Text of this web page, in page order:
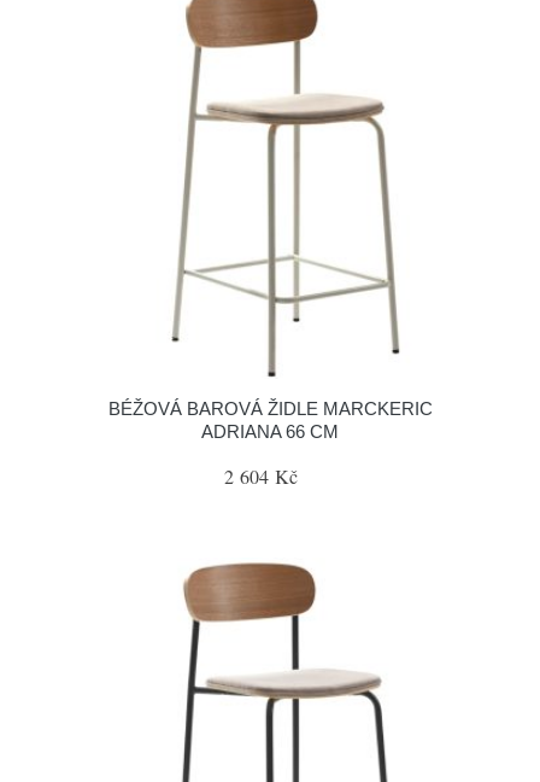
BÉŽOVÁ BAROVÁ ŽIDLE MARCKERIC
ADRIANA 66 CM
2 604 Kč